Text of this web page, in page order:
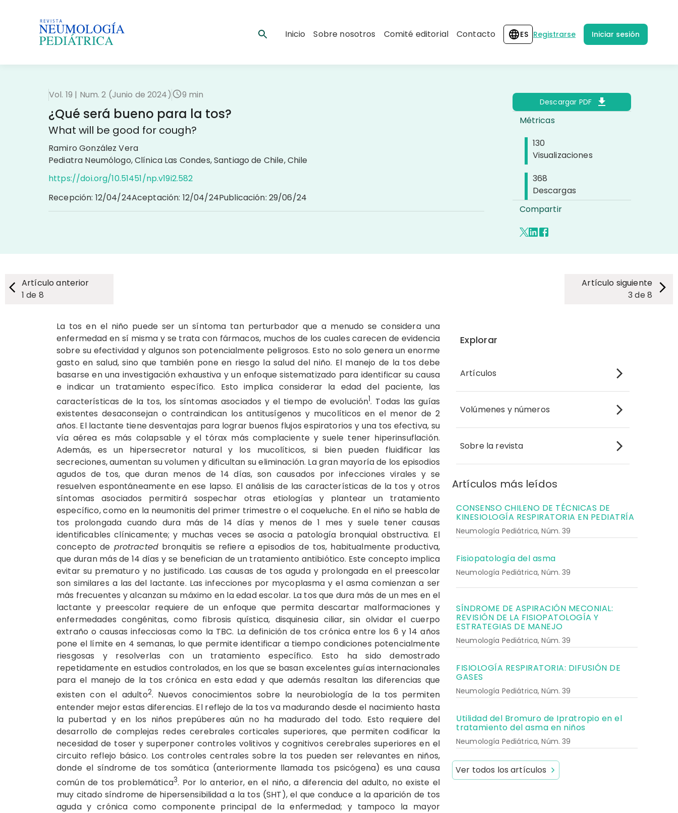
Inicio Sobre nosotros Comité editorial Contacto ES Registrarse Iniciar sesión
Vol. 19 | Num. 2 (Junio de 2024) 9 min
¿Qué será bueno para la tos?
What will be good for cough?
Ramiro González Vera
Pediatra Neumólogo, Clínica Las Condes, Santiago de Chile, Chile
https://doi.org/10.51451/np.v19i2.582
Recepción: 12/04/24Aceptación: 12/04/24Publicación: 29/06/24
Descargar PDF
Métricas
130
Visualizaciones
368
Descargas
Compartir
Artículo anterior
1 de 8
Artículo siguiente
3 de8
La tos en el niño puede ser un síntoma tan perturbador que a menudo se considera una
enfermedad en sí misma y se trata con fármacos, muchos de los cuales carecen de evidencia
sobre su efectividad y algunos son potencialmente peligrosos. Esto no solo genera un enorme
gasto en salud, sino que también pone en riesgo la salud del niño. El manejo de la tos debe
basarse en una investigación exhaustiva y un enfoque sistematizado para identificar su causa
e indicar un tratamiento específico. Esto implica considerar la edad del paciente, las
características de la tos, los síntomas asociados y el tiempo de evolución1. Todas las guías
existentes desaconsejan o contraindican los antitusígenos y mucolíticos en el menor de 2
años. El lactante tiene desventajas para lograr buenos flujos espiratorios y una tos efectiva, su
vía aérea es más colapsable y el tórax más complaciente y suele tener hiperinsuflación.
Además, es un hipersecretor natural y los mucolíticos, si bien pueden fluidificar las
secreciones, aumentan su volumen y dificultan su eliminación. La gran mayoría de los episodios
agudos de tos, que duran menos de 14 días, son causados por infecciones virales y se
resuelven espontáneamente en ese lapso. El análisis de las características de la tos y otros
síntomas asociados permitirá sospechar otras etiologías y plantear un tratamiento
específico, como en la neumonitis del primer trimestre o el coqueluche. En el niño se habla de
tos prolongada cuando dura más de 14 días y menos de 1 mes y suele tener causas
identificables clínicamente; y muchas veces se asocia a patología bronquial obstructiva. El
concepto de protracted bronquitis se refiere a episodios de tos, habitualmente productiva,
que duran más de 14 días y se benefician de un tratamiento antibiótico. Este concepto implica
evitar su prematuro y no justificado. Las causas de tos aguda y prolongada en el preescolar
son similares a las del lactante. Las infecciones por ­mycoplasma y el asma comienzan a ser
más frecuentes y alcanzan su máximo en la edad escolar. La tos que dura más de un mes en el
lactante y preescolar requiere de un enfoque que permita descartar malformaciones y
enfermedades congénitas, como fibrosis quística, disquinesia ciliar, sin olvidar el cuerpo
extraño o causas infecciosas como la TBC. La definición de tos crónica entre los 6 y 14 años
pone el límite en 4 semanas, lo que permite identificar a tiempo condiciones potencialmente
riesgosas y resolverlas con un tratamiento específico. Esto ha sido demostrado
repetidamente en estudios controlados, en los que se basan excelentes guías internacionales
para el manejo de la tos crónica en esta edad y que además resaltan las diferencias que
existen con el adulto2. Nuevos conocimientos sobre la neurobiología de la tos permiten
entender mejor estas diferencias. El reflejo de la tos va madurando desde el nacimiento hasta
la pubertad y en los niños prepúberes aún no ha madurado del todo. Esto requiere del
desarrollo de complejas redes cerebrales corticales superiores, que permiten codificar la
necesidad de toser y superponer controles volitivos y cognitivos cerebrales superiores en el
circuito reflejo básico. Los controles centrales sobre la tos pueden ser relevantes en niños,
donde el síndrome de tos somática (anteriormente llamada tos psicógena) es una causa
común de tos problemática3. Por lo anterior, en el niño, a diferencia del adulto, no existe el
muy citado síndrome de hipersensibilidad a la tos (SHT), el que conduce a la aparición de tos
aguda y crónica como componente principal de la enfermedad; y tampoco la mayor
Explorar
Artículos
Volúmenes y números
Sobre la revista
Artículos más leídos
CONSENSO CHILENO DE TÉCNICAS DE
KINESIOLOGÍA RESPIRATORIA EN PEDIATRÍA
Neumología Pediátrica, Núm. 39
Fisiopatología del asma
Neumología Pediátrica, Núm. 39
SÍNDROME DE ASPIRACIÓN MECONIAL:
REVISIÓN DE LA FISIOPATOLOGÍA Y
ESTRATEGIAS DE MANEJO
Neumología Pediátrica, Núm. 39
FISIOLOGÍA RESPIRATORIA: DIFUSIÓN DE
GASES
Neumología Pediátrica, Núm. 39
Utilidad del Bromuro de Ipratropio en el
tratamiento del asma en niños
Neumología Pediátrica, Núm. 39
Ver todos los artículos